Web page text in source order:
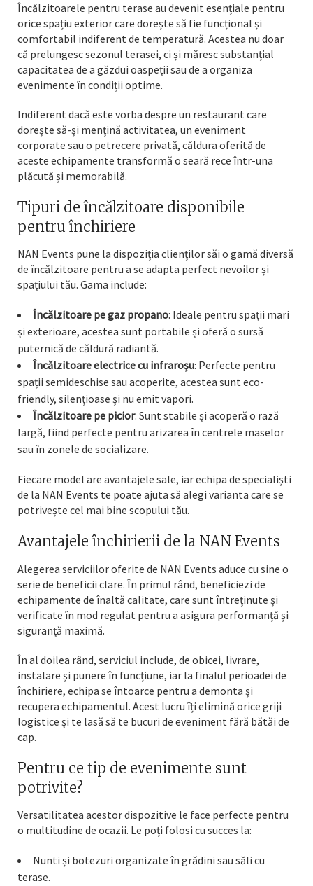
Încălzitoarele pentru terase au devenit esențiale pentru
orice spațiu exterior care dorește să fie funcțional și
comfortabil indiferent de temperatură. Acestea nu doar
că prelungesc sezonul terasei, ci și măresc substanțial
capacitatea de a găzdui oaspeții sau de a organiza
evenimente în condiții optime.
Indiferent dacă este vorba despre un restaurant care
dorește să-și mențină activitatea, un eveniment
corporate sau o petrecere privată, căldura oferită de
aceste echipamente transformă o seară rece într-una
plăcută și memorabilă.
Tipuri de încălzitoare disponibile
pentru închiriere
NAN Events pune la dispoziția clienților săi o gamă diversă
de încălzitoare pentru a se adapta perfect nevoilor și
spațiului tău. Gama include:
Încălzitoare pe gaz propano: Ideale pentru spații mari
și exterioare, acestea sunt portabile și oferă o sursă
puternică de căldură radiantă.
Încălzitoare electrice cu infraroșu: Perfecte pentru
spații semideschise sau acoperite, acestea sunt eco-
friendly, silențioase și nu emit vapori.
Încălzitoare pe picior: Sunt stabile și acoperă o rază
largă, fiind perfecte pentru arizarea în centrele maselor
sau în zonele de socializare.
Fiecare model are avantajele sale, iar echipa de specialiști
de la NAN Events te poate ajuta să alegi varianta care se
potrivește cel mai bine scopului tău.
Avantajele închirierii de la NAN Events
Alegerea serviciilor oferite de NAN Events aduce cu sine o
serie de beneficii clare. În primul rând, beneficiezi de
echipamente de înaltă calitate, care sunt întreținute și
verificate în mod regulat pentru a asigura performanță și
siguranță maximă.
În al doilea rând, serviciul include, de obicei, livrare,
instalare și punere în funcțiune, iar la finalul perioadei de
închiriere, echipa se întoarce pentru a demonta și
recupera echipamentul. Acest lucru îți elimină orice griji
logistice și te lasă să te bucuri de eveniment fără bătăi de
cap.
Pentru ce tip de evenimente sunt
potrivite?
Versatilitatea acestor dispozitive le face perfecte pentru
o multitudine de ocazii. Le poți folosi cu succes la:
Nunti și botezuri organizate în grădini sau săli cu
terase.